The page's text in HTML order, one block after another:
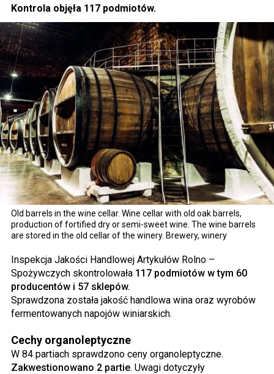
Old barrels in the wine cellar. Wine cellar with old oak barrels,
production of fortified dry or semi-sweet wine. The wine barrels
are stored in the old cellar of the winery. Brewery, winery
Kontrola objęła 117 podmiotów.
Inspekcja Jakości Handlowej Artykułów Rolno –
Spożywczych skontrolowała 117 podmiotów w tym 60
producentów i 57 sklepów.
Sprawdzona została jakość handlowa wina oraz wyrobów
fermentowanych napojów winiarskich.
Cechy organoleptyczne
W 84 partiach sprawdzono ceny organoleptyczne.
Zakwestionowano 2 partie. Uwagi dotyczyły